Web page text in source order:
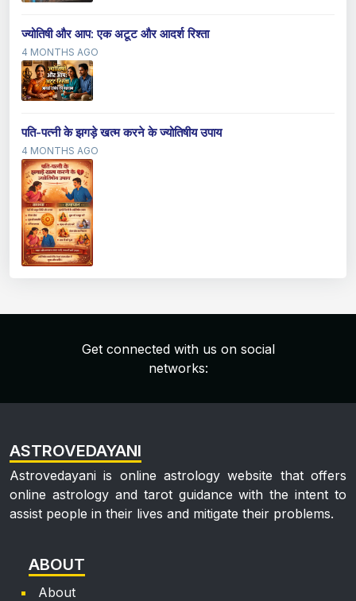
ज्योतिषी और आप: एक अटूट और आदर्श रिश्ता
4 MONTHS AGO
पति-पत्नी के झगड़े खत्म करने के ज्योतिषीय उपाय
4 MONTHS AGO
Get connected with us on social
networks:
ASTROVEDAYANI
Astrovedayani is online astrology website that offers
online astrology and tarot guidance with the intent to
assist people in their lives and mitigate their problems.
ABOUT
About